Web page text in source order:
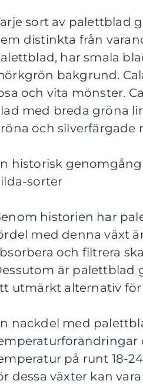
sort av palettblad
distinkta från
har smala
bakgrund.
och vita mönster.
med breda gröna
och silverfärgade
historisk
sorter
historien har
med denna växt
och filtrera
är palettblad
utmärkt alternativ för
nackdel med
på runt 18-
dessa växter kan